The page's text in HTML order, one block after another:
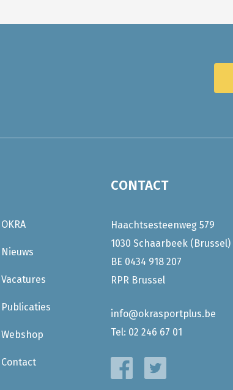
OKRA
Nieuws
Vacatures
Publicaties
Webshop
Contact
CONTACT
Haachtsesteenweg 579
1030 Schaarbeek (Brussel)
BE 0434 918 207
RPR Brussel
info@okrasportplus.be
Tel: 02 246 67 01